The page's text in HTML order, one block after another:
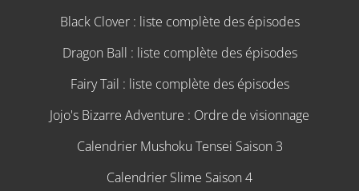
Black Clover : liste complète des épisodes
Dragon Ball : liste complète des épisodes
Fairy Tail : liste complète des épisodes
Jojo's Bizarre Adventure : Ordre de visionnage
Calendrier Mushoku Tensei Saison 3
Calendrier Slime Saison 4